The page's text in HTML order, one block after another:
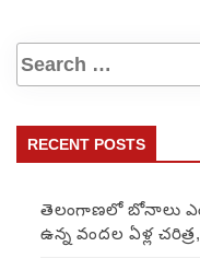
RECENT POSTS
తెలంగాణలో బోనాలు
ఉన్న వందల ఏళ్ల